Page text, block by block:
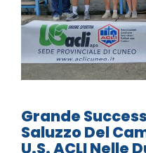
Grande
Saluzzo Del
U.S. ACLI Nelle